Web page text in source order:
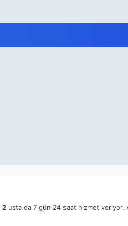
2 usta da 7 gün 24 saat hizmet veriyor.